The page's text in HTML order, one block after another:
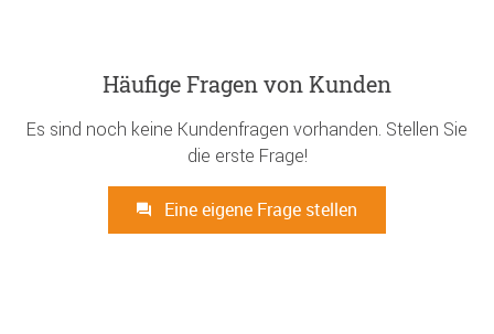
Häufige Fragen von Kunden
Es sind noch keine Kundenfragen vorhanden. Stellen Sie
die erste Frage!
Eine eigene Frage stellen